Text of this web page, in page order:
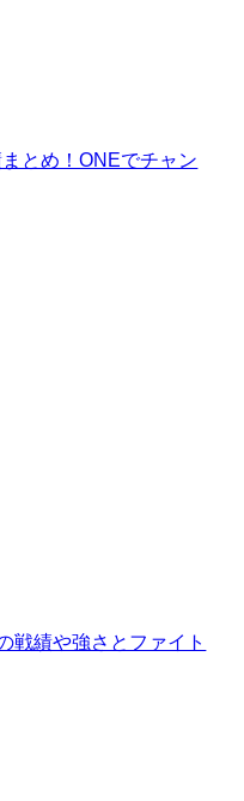
とめ！ONEでチャン
戦績や強さとファイト